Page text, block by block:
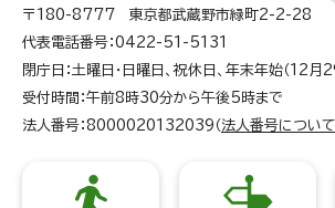
〒180-8777 東京都武蔵野市緑町2-2-28
代表電話番号：0422-51-5131
閉庁日：土曜日・日曜日、祝休日、年末年始（12
受付時間：午前8時30分から午後5時まで
法人番号：8000020132039（ 法人番号について